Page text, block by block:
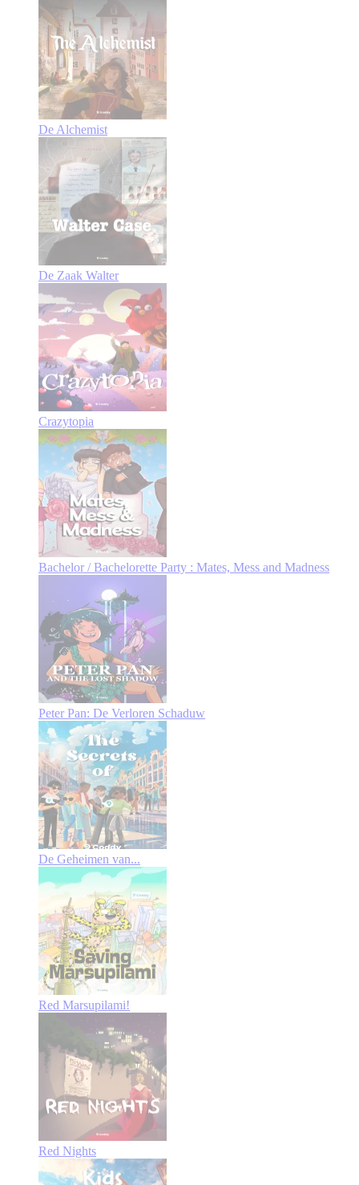
De Alchemist
De Zaak Walter
Crazytopia
Bachelor / Bachelorette Party : Mates, Mess and Madness
Peter Pan: De Verloren Schaduw
De Geheimen van...
Red Marsupilami!
Red Nights